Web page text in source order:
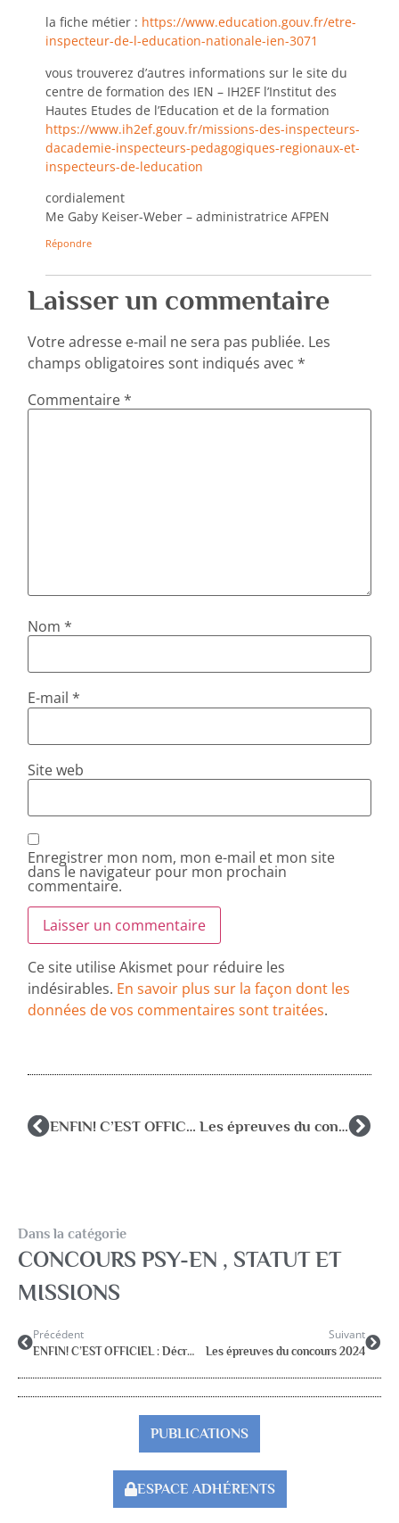
la fiche métier : https://www.education.gouv.fr/etre-
inspecteur-de-l-education-nationale-ien-3071
vous trouverez d’autres informations sur le site du
centre de formation des IEN – IH2EF l’Institut des
Hautes Etudes de l’Education et de la formation
https://www.ih2ef.gouv.fr/missions-des-inspecteurs-
dacademie-inspecteurs-pedagogiques-regionaux-et-
inspecteurs-de-leducation
cordialement
Me Gaby Keiser-Weber – administratrice AFPEN
Répondre
Laisser un commentaire
Votre adresse e-mail ne sera pas publiée. Les
champs obligatoires sont indiqués avec*
Commentaire*
Nom*
E-mail*
Site web
Enregistrer mon nom, mon e-mail et mon site
dans le navigateur pour mon prochain
commentaire.
Ce site utilise Akismet pour réduire les
indésirables. En savoir plus sur la façon dont les
données de vos commentaires sont traitées.
ENFIN! C’EST OFFICIEL : Décret statutaire 2017-120 Les épreuves du concours 2024
Dans la catégorie
CONCOURS PSY-EN , STATUT ET
MISSIONS
Précédent
ENFIN! C’EST OFFICIEL : Décret statutaire 2017-120
Suivant
Les épreuves du concours 2024
PUBLICATIONS
ESPACE ADHÉRENTS